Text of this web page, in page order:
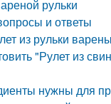
рульки
и ответы
из рульки
"Рулет из
нужны для